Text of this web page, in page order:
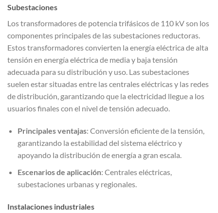
Subestaciones
Los transformadores de potencia trifásicos de 110 kV son los
componentes principales de las subestaciones reductoras.
Estos transformadores convierten la energía eléctrica de alta
tensión en energía eléctrica de media y baja tensión
adecuada para su distribución y uso. Las subestaciones
suelen estar situadas entre las centrales eléctricas y las redes
de distribución, garantizando que la electricidad llegue a los
usuarios finales con el nivel de tensión adecuado.
Principales ventajas: Conversión eficiente de la tensión,
garantizando la estabilidad del sistema eléctrico y
apoyando la distribución de energía a gran escala.
Escenarios de aplicación: Centrales eléctricas,
subestaciones urbanas y regionales.
Instalaciones industriales